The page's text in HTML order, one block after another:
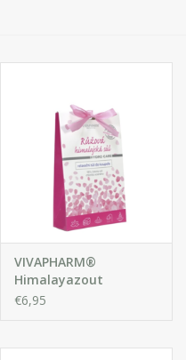
VIVAPHARM®
Himalayazout
badzout
€6,95